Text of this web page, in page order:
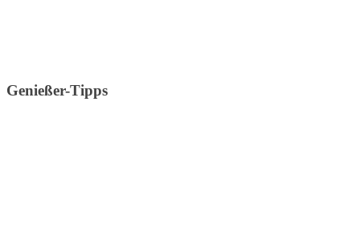
Genießer-Tipps